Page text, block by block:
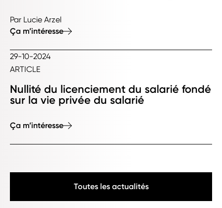
Par Lucie Arzel
Ça m’intéresse
29-10-2024
ARTICLE
Nullité du licenciement du salarié fondé
sur la vie privée du salarié
Ça m’intéresse
Toutes les actualités